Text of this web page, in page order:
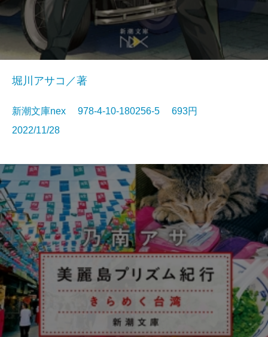
堀川アサコ／著
新潮文庫nex 978-4-10-180256-5 693円
2022/11/28